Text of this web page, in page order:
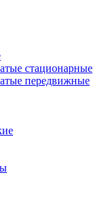
стационарные
передвижные